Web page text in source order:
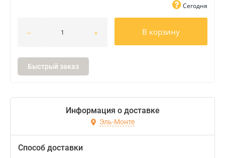
Сегодня
В корзину
Быстрый заказ
Информация о доставке
Эль-Монте
Способ доставки